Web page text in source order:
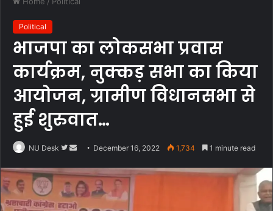
Political
भाजपा का लोकसभा प्रवास
कार्यक्रम, नुक्कड़ सभा का किया
आयोजन, ग्रामीण विधानसभा से
हुई शुरुवात…
NU Desk
Follow
Twitter
Send
email
December 16, 2022 1,734 1 minute read